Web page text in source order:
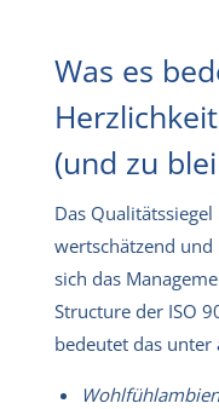
Was es
(und zu
Das
wertschätzend
sich das
Structure der ISO
bedeutet das unter